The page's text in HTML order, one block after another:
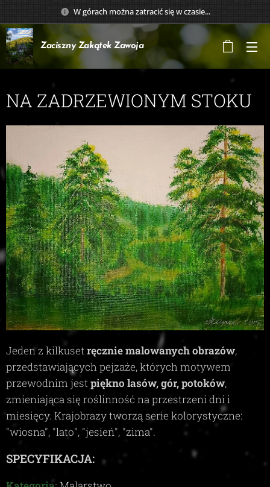
W górach można zatracić się w czasie...
Zaciszny Zakątek Zawoja
NA ZADRZEWIONYM STOKU
Jeden z kilkusetręcznie malowanych obrazów,
przedstawiających pejzaże, których motywem
przewodnim jestpiękno lasów, gór, potoków,
zmieniająca się roślinność na przestrzeni dni i
miesięcy. Krajobrazy tworzą serie kolorystyczne:
"wiosna", "lato", "jesień", "zima".
SPECYFIKACJA: